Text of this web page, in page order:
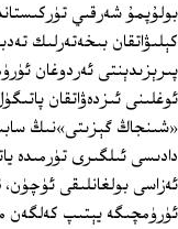
بولۇپمۇ شەرقىي
كېلىۋاتقان بىخەتەرلىك
پىرېزىدېنتى ئەردوغان
ئوغلىنى ئىزدەۋاتقان
«شىنجاڭ گېزىتى»نىڭ
دادىسى ئىلگىرى تۈرمىدە
ئۈرۈمچىگە يېتىپ كەلگەن